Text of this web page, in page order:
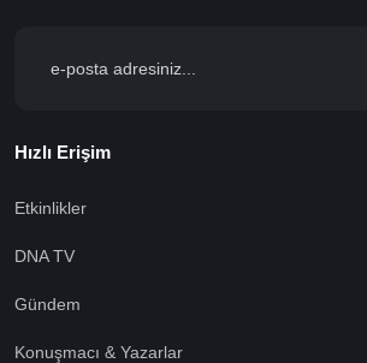
Hızlı Erişim
Etkinlikler
DNA TV
Gündem
Konuşmacı & Yazarlar